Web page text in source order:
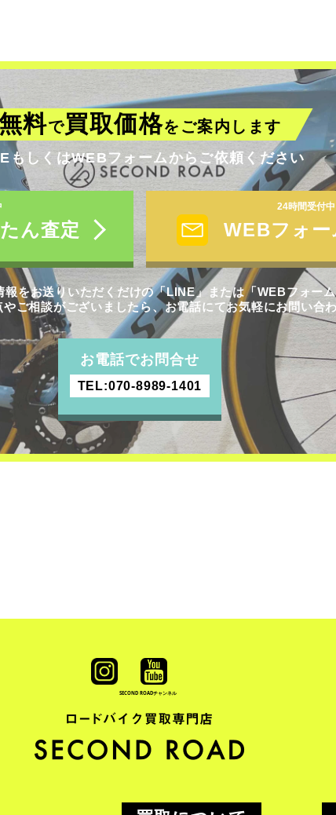
料で買取価格を ご案内します
もしくはWEBフォームからご依頼ください
ん査定
24時間受付中
WEBフォー
をお送りいただくだけの「LINE」または「WEBフォー
ご相談がございましたら、お電話にてお気軽にお問い合
お電話でお問合せ
TEL:070-8989-1401
SECOND ROADチャンネル